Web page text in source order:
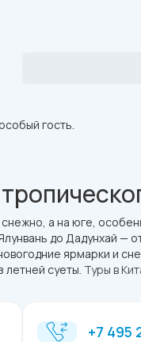
гость.
а на юге,
до Дадунхай —
ярмарки и
суеты. Туры в
+7 495